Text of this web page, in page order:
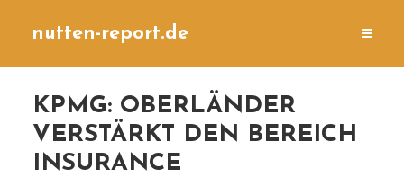
nutten-report.de
KPMG: OBERLÄNDER
VERSTÄRKT DEN BEREICH
INSURANCE